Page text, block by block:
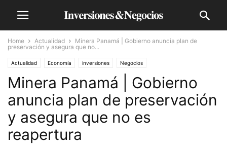
Home Actualidad
Minera Panamá | Gobierno anuncia plan de
preservación y asegura que no...
Actualidad Economía inversiones Negocios
Minera Panamá | Gobierno
anuncia plan de preservación
y asegura que no es
reapertura